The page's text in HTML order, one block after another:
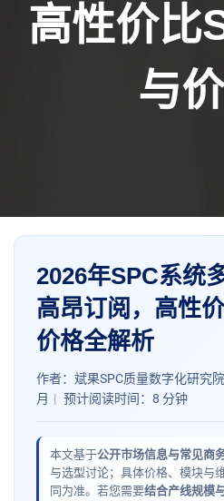
高性价比
与
2026年SPC系统
高昂订阅， 高性
价格全解析
作者：斌果SPC质量数字化研究院
月 | 预计阅读时间：8 分钟
本文基于公开市场信息与常见商
与选型讨论；具体价格、模块与
同为准。若您需要结合产线规模